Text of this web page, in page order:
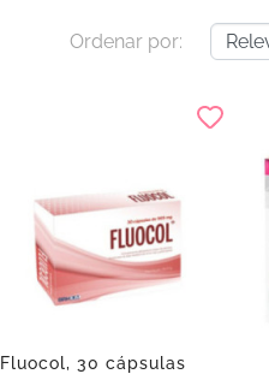
Ordenar por:
Fluocol, 30 cápsulas